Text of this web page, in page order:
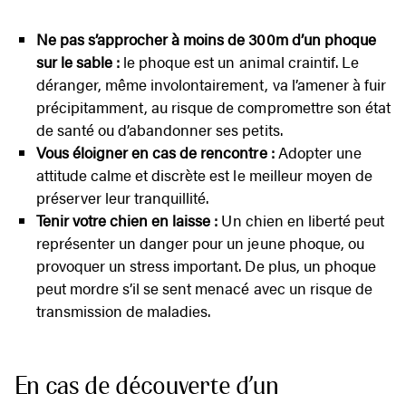
Ne pas s’approcher à moins de 300m d’un phoque
sur le sable : le phoque est un animal craintif. Le
déranger, même involontairement, va l’amener à fuir
précipitamment, au risque de compromettre son état
de santé ou d’abandonner ses petits.
Vous éloigner en cas de rencontre :Adopter une
attitude calme et discrète est le meilleur moyen de
préserver leur tranquillité.
Tenir votre chien en laisse : Un chien en liberté peut
représenter un danger pour un jeune phoque, ou
provoquer un stress important. De plus, un phoque
peut mordre s’il se sent menacé avec un risque de
transmission de maladies.
En cas de découverte d’un